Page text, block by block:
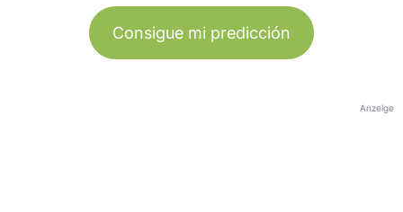
Consigue mi predicción
Anzeige